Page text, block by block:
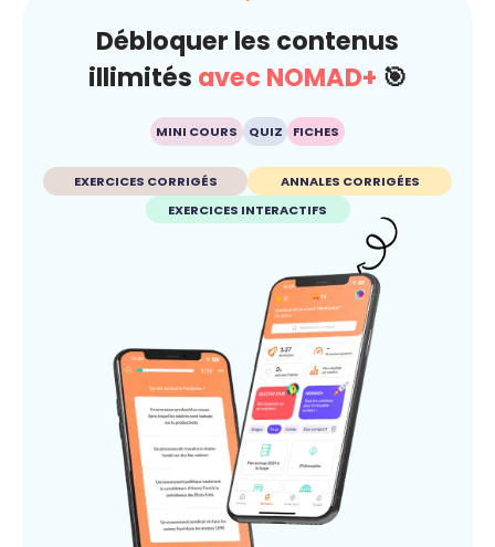
Débloquer les contenus
illimités avec NOMAD+ 🎯
MINI COURS QUIZ FICHES
EXERCICES CORRIGÉS
ANNALES CORRIGÉES
EXERCICES INTERACTIFS